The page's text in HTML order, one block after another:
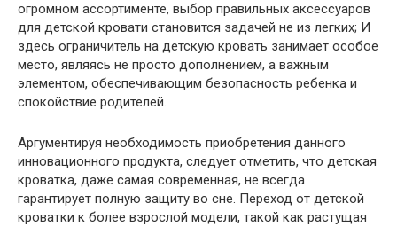
огромном ассортименте, выбор правильных аксессуаров
для детской кровати становится задачей не из легких; И
здесь ограничитель на детскую кровать занимает особое
место, являясь не просто дополнением, а важным
элементом, обеспечивающим безопасность ребенка и
спокойствие родителей.
Аргументируя необходимость приобретения данного
инновационного продукта, следует отметить, что детская
кроватка, даже самая современная, не всегда
гарантирует полную защиту во сне. Переход от детской
кроватки к более взрослой модели, такой как растущая